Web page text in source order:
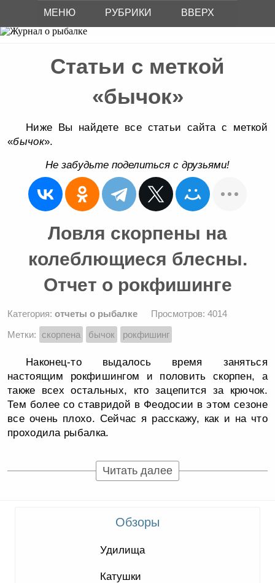
МЕНЮ РУБРИКИ ВВЕРХ
Статьи с меткой
«бычок»
Ниже Вы найдете все статьи сайта с меткой
«бычок».
Не забудьте поделиться с друзьями!
Ловля скорпены на
колеблющиеся блесны.
Отчет о рокфишинге
Категория: отчеты о рыбалке
Просмотров: 4014
Метки:
скорпена бычок рокфишинг
Наконец-то выдалось время заняться
настоящим рокфишингом и половить скорпен, а
также всех остальных, кто зацепится за крючок.
Тем более со ставридой в Феодосии в этом сезоне
все очень плохо. Сейчас я расскажу, как и на что
проходила рыбалка.
Читать далее
Обзоры
Удилища
Катушки